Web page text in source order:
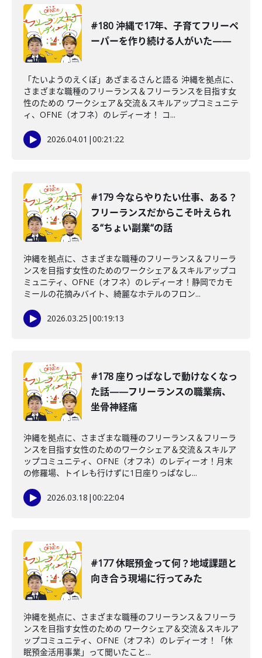
#180 沖縄で17年、子育てフリーペ
ーパーを作り続ける人がいた——
「たいようのえくぼ」あざまるさんと語る 沖縄を拠点に、
さまざまな職種のフリーランス＆フリーランスを目指す女
性のための ワークシェア＆交流＆スキルアップコミュニテ
ィ、OFNE（オフネ）のレディーオ！ コ...
2026.04.01 |00:21:22
#179 今ならやりたい仕事、ある？
フリーランスだからこそ叶えられ
る“ちょい副業“の話
沖縄を拠点に、さまざまな職種のフリーランス＆フリーラ
ンスを目指す女性のためのワークシェア＆スキルアップコ
ミュニティ、OFNE（オフネ）のレディーオ！静岡でカモ
ミールの花摘みバイト、綺麗なホテルのフロン...
2026.03.25 |00:19:13
#178 座りっぱなしで動けなくなっ
た話——フリーランスの職業病、
坐骨神経痛
沖縄を拠点に、さまざまな職種のフリーランス＆フリーラ
ンスを目指す女性のためのワークシェア＆交流＆スキルア
ップコミュニティ、OFNE（オフネ）のレディーオ！月末
の修羅場、トイレも行けずに1日座りっぱなし...
2026.03.18 |00:22:04
#177 休眠預金って何？地域課題と
向き合う現場に行ってみた
沖縄を拠点に、さまざまな職種のフリーランス＆フリーラ
ンスを目指す女性のための ワークシェア＆交流＆スキルア
ップコミュニティ、OFNE（オフネ）のレディーオ！「休
眠預金活用事業」って聞いたこと...